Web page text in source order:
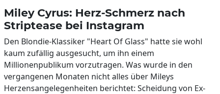
Miley Cyrus: Herz-Schmerz nach
Striptease bei Instagram
Den Blondie-Klassiker "Heart Of Glass" hatte sie wohl
kaum zufällig ausgesucht, um ihn einem
Millionenpublikum vorzutragen. Was wurde in den
vergangenen Monaten nicht alles über Mileys
Herzensangelegenheiten berichtet: Scheidung von Ex-